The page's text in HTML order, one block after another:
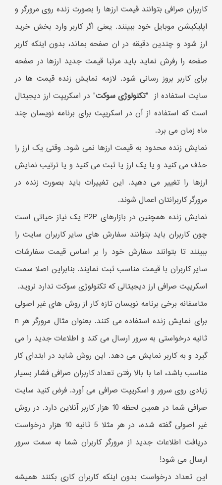
کاربران صرافی بتوانند قیمت ارزها را بصورت زنده روی مرورگر و
اپلیکیشن موبایل خود ببینند. یعنی اگر کاربر وارد بخش خرید
ارز شود و چندین دقیقه در ان صفحه بماند، بدون اینکه کاربر
صفحه را رفرش نماید باید مرتبا قیمت جدید ارزها در صفحه
برای کاربر بروز رسانی شود. لازمه نمایش زنده قیمت ها در
سایت استفاده از "تکنولوژی سوکت" در اسکریپت ارز دیجیتال
است که استفاده از آن در اسکریپت برای برنامه نویسان چند
ماه زمان می برد.
نمایش زنده محدود به قیمت ارزها نمی شود. وقتی یک ارز را
حذف می کنید و یا یک ارز یا ثبت می کنید و یا ترتیب نمایش
ارزها را تغییر می دهید. این تغییرات باید بصورت زنده در
مرورگر کاربرانتان اعمال شوند.
نمایش زنده همچنین در بازارهای P2P یک نیاز حیاتی است
چون کاربران باید بتوانند سفارش های سایر کاربران سایت را
ببینند تا بتوانند سفارش خود را بر اساس قیمت سفارشات
سایر کاربران با قیمت مناسب ثبت نمایند. بنابراین اصلا سمت
اسکریپت صرافی ارز دیجیتالی که تکنولوژی سوکت ندارد نروید.
متاسفانه برخی برنامه نویسان تازه کار از روش های غیر اصولی
برای نمایش زنده استفاده می کنند. بعنوان مثال مرورگر هر n
ثانیه درخواستی به سرور ارسال می کند و اطلاعات جدید را می
گیرد و به کاربر نمایش می دهد. این روش شاید در ابتدای کار
مناسب باشد، اما با بالا رفتن تعداد کاربران صرافی فشار بسیار
زیادی روی سرور و اسکریپت صرافی می آورد. فرض کنید سایت
صرافی شما در همین لحظه 10 هزار کاربر آنلاین دارد. در روش
غیر اصولی گفته شده، در هر مثلا 5 ثانیه 10 هزار درخواست
دریافت اطلاعات جدید از مرورگر کاربران شما به سمت سرور
ارسال می شود!
این تعداد درخواست بدون اینکه کاربران کاری بکنند همیشه